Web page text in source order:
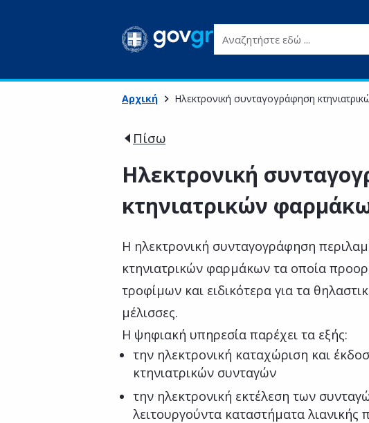
Αναζητήστε εδώ ...
Αρχική Ηλεκτρονική συνταγογράφηση
Πίσω
Ηλεκτρονική
κτηνιατρικών
Η ηλεκτρονική συνταγογράφηση
κτηνιατρικών φαρμάκων τα οποία
τροφίμων και ειδικότερα για τα
μέλισσες.
Η ψηφιακή υπηρεσία παρέχει τα εξής:
την ηλεκτρονική καταχώριση και
κτηνιατρικών συνταγών
την ηλεκτρονική εκτέλεση των
λειτουργούντα καταστήματα λιανικής